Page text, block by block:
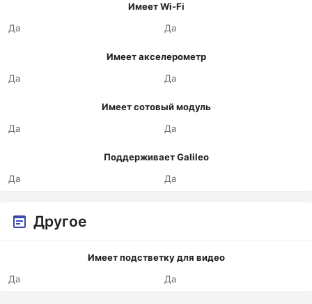
Имеет Wi-Fi
Да
Да
Имеет акселерометр
Да
Да
Имеет сотовый модуль
Да
Да
Поддерживает Galileo
Да
Да
Другое
Имеет подстветку для видео
Да
Да